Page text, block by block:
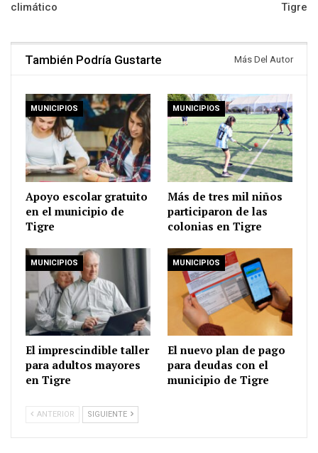
climático
Tigre
También Podría Gustarte Más Del Autor
MUNICIPIOS
Apoyo escolar gratuito
en el municipio de
Tigre
MUNICIPIOS
Más de tres mil niños
participaron de las
colonias en Tigre
MUNICIPIOS
El imprescindible taller
para adultos mayores
en Tigre
MUNICIPIOS
El nuevo plan de pago
para deudas con el
municipio de Tigre
ANTERIOR SIGUIENTE